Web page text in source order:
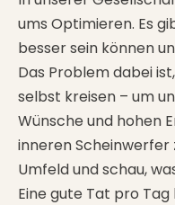
ums Optimieren. Es
besser sein können
Das Problem dabei
selbst kreisen – um
Wünsche und hohen
inneren Scheinwerfer
Umfeld und schau,
Eine gute Tat pro